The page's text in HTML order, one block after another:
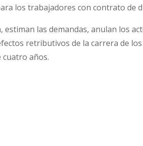
los trabajadores con contrato de
estiman las demandas, anulan los
retributivos de la carrera de
años.